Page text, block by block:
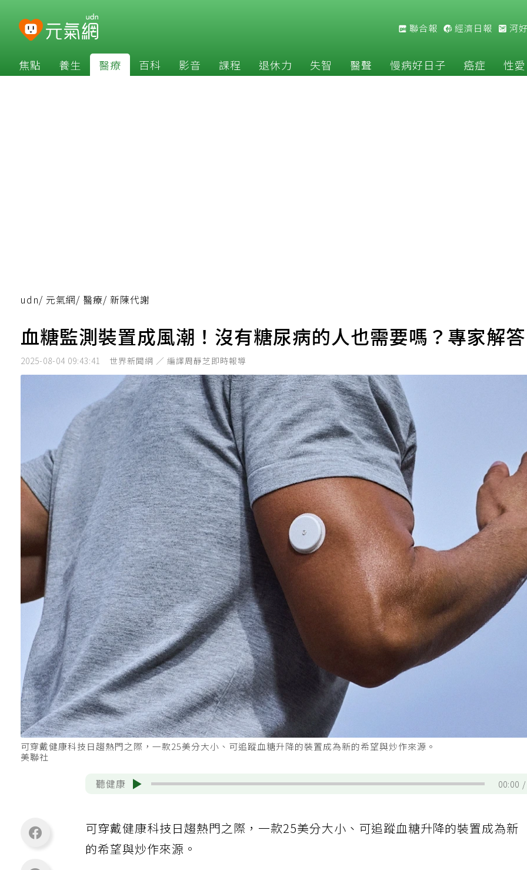
聯合報 經濟日報 河
焦點 養生 醫療 百科 影音 課程 退休力 失智 醫聲 慢病好日子 癌症 性愛
udn/ 元氣網/ 醫療/ 新陳代謝
血糖監測裝置成風潮！沒有糖尿病的人也需要嗎？專家解
2025-08-04 09:43:41 世界新聞網 ／ 編譯周靜芝即時報導
可穿戴健康科技日趨熱門之際，一款25美分大小、可追蹤血糖升降的裝置成為新的希望與炒作來源。
美聯社
聽健康 00:00
可穿戴健康科技日趨熱門之際，一款25美分大小、可追蹤血糖升降的裝置成為新
的希望與炒作來源。